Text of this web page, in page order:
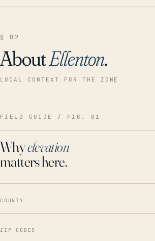
§ 02
AboutEllenton.
LOCAL CONTEXT FOR THE ZONE
FIELD GUIDE / FIG. 01
Whyelevation
matters here.
COUNTY
ZIP CODES